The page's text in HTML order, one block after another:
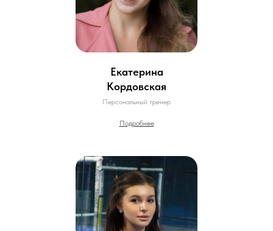
Екатерина
Кордовская
Персональный тренер
Подробнее